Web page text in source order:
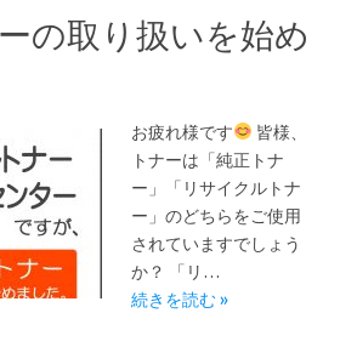
の取り扱いを始め
お疲れ様です
皆様、
トナーは「純正トナ
ー」「リサイクルトナ
ー」のどちらをご使用
されていますでしょう
か？ 「リ…
続きを読む »